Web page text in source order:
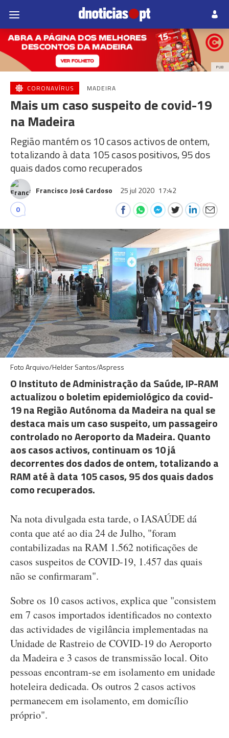
PUB
CORONAVÍRUS MADEIRA
Mais um caso suspeito de covid-19
na Madeira
Região mantém os 10 casos activos de ontem,
totalizando à data 105 casos positivos, 95 dos
quais dados como recuperados
Francisco José Cardoso 25 jul 2020 17:42
0
Foto Arquivo/Helder Santos/Aspress
O Instituto de Administração da Saúde, IP-RAM
actualizou o boletim epidemiológico da covid-
19 na Região Autónoma da Madeira na qual se
destaca mais um caso suspeito, um passageiro
controlado no Aeroporto da Madeira. Quanto
aos casos activos, continuam os 10 já
decorrentes dos dados de ontem, totalizando a
RAM até à data 105 casos, 95 dos quais dados
como recuperados.
Na nota divulgada esta tarde, o IASAÚDE dá
conta que até ao dia 24 de Julho, "foram
contabilizadas na RAM 1.562 notificações de
casos suspeitos de COVID-19, 1.457 das quais
não se confirmaram".
Sobre os 10 casos activos, explica que "consistem
em 7 casos importados identificados no contexto
das actividades de vigilância implementadas na
Unidade de Rastreio de COVID-19 do Aeroporto
da Madeira e 3 casos de transmissão local. Oito
pessoas encontram-se em isolamento em unidade
hoteleira dedicada. Os outros 2 casos activos
permanecem em isolamento, em domicílio
próprio".